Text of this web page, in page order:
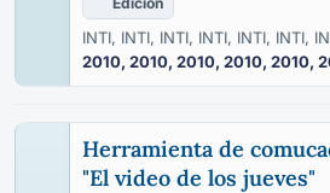
INTI, INTI, INTI, INTI, INTI, INTI,
2010, 2010, 2010, 2010, 2010,
Herramienta de
"El video de los jueves"